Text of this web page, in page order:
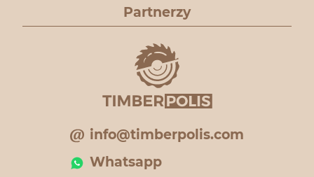
Partnerzy
info@timberpolis.com
Whatsapp